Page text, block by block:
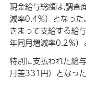
現金給与総額は,調
減率0.4％）となった。
きまって支給する給
年同月増減率0.2％）
特別に支払われた給
月差331円）となった